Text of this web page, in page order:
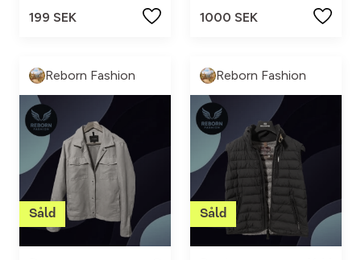
199 SEK
1000 SEK
Reborn Fashion Reborn Fashion